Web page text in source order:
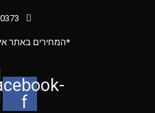
*המחירים באתר
f